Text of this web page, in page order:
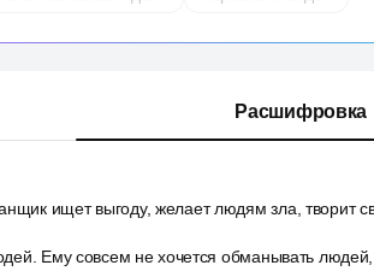
Расшифровка
ищет выгоду, желает людям зла, творит
Ему совсем не хочется обманывать